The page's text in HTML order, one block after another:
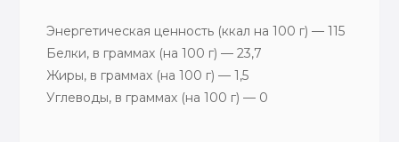
Энергетическая ценность (ккал на 100 г) — 115
Белки, в граммах (на 100 г) — 23,7
Жиры, в граммах (на 100 г) — 1,5
Углеводы, в граммах (на 100 г) — 0